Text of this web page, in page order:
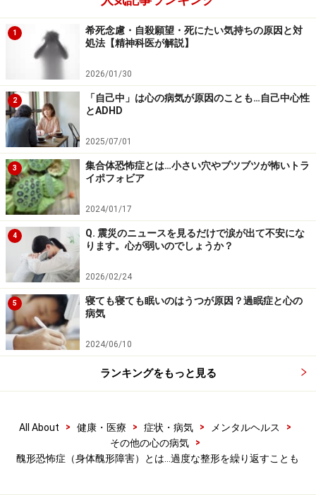
醜形恐怖症（身体醜形障害）の好発年齢・
症状の経過・特徴
身体醜形障害の始まりは多くの場合、15～20歳です。異
性が気になり出す10代後半は自分の外見に対して敏感に
なりやすいもの。これに加えて身体醜形障害になると、
体のパーツに対する嫌悪感が非合理な程強まってしま
い、劣等感に押し潰されそうになります。自分に対して
自信が持てず、他人とのコンタクトを避けることは、そ
の人の社会機能に多大の支障をもたらします。しかし自
己の思考の非合理性はなかなか認識するのが難しく、精
神科を受診するまで何年も経過してしまう傾向がありま
す。
コンプレックスを解決する最初の手段は多くの場合、美
容整形、皮膚科、歯科などでの処置や手術です。本人は
手術が根本的解決につながると期待していても、手術
後、しばらくすると症状が悪化してしまいます。症状の
強さは時間の経過と共に、強弱の波がありますが、未治
療のままでいると悪化していく傾向があり、また、身体
も問題です。
1
希死念慮・自殺願望・死にたい気持ちの原因と対
処法【精神科医が解説】
2026/01/30
2
「自己中」は心の病気が原因のことも…自己中心性
とADHD
2025/07/01
3
集合体恐怖症とは…小さい穴やブツブツが怖いトラ
イポフォビア
2024/01/17
4
Q. 震災のニュースを見るだけで涙が出て不安にな
ります。心が弱いのでしょうか？
2026/02/24
5
寝ても寝ても眠いのはうつが原因？過眠症と心の
病気
2024/06/10
ランキングをもっと見る
All About > 健康・医療 > 症状・病気 > メンタルヘルス
>
その他の心の病気
>
醜形恐怖症（身体醜形障害）とは…過度な整形を繰り返すことも